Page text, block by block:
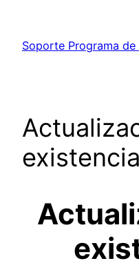
contenido
Soporte Programa de